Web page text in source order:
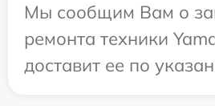
Мы сообщим Вам о
ремонта техники
доставит ее по